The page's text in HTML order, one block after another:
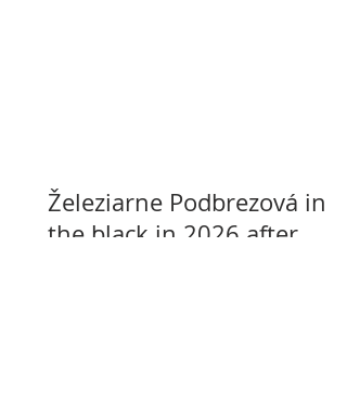
Železiarne Podbrezová in
the black in 2026 after